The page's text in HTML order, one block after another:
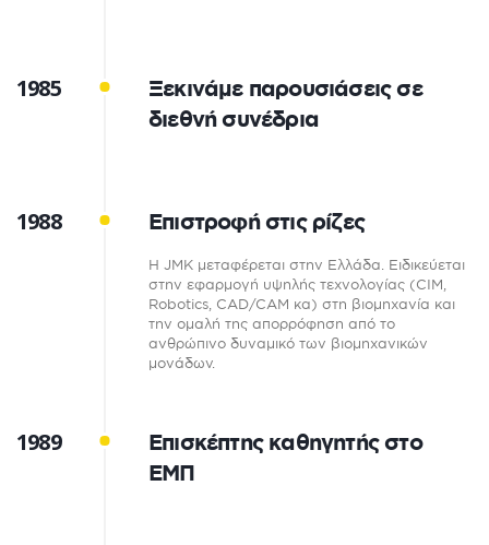
1985
Ξεκινάμε παρουσιάσεις σε
διεθνή συνέδρια
1988 Επιστροφή στις ρίζες
Η JMK μεταφέρεται στην Ελλάδα. Ειδικεύεται
στην εφαρμογή υψηλής τεχνολογίας (CIM,
Robotics, CAD/CAM κα) στη βιομηχανία και
την ομαλή της απορρόφηση από το
ανθρώπινο δυναμικό των βιομηχανικών
μονάδων.
1989
Επισκέπτης καθηγητής στο
ΕΜΠ